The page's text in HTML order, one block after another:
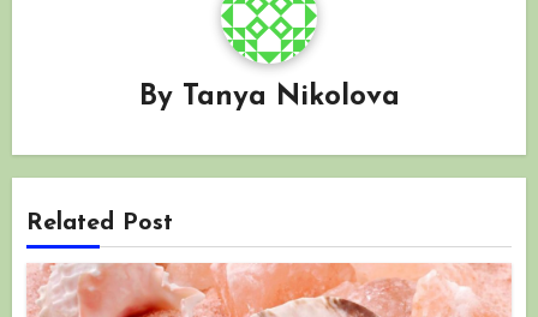
By Tanya Nikolova
Related Post